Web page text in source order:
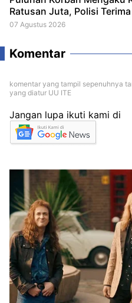
Ratusan Juta, Polisi
Resmi
07 Agustus 2026
Komentar
komentar yang tampil sepenuhnya
yang diatur UU ITE
Jangan lupa ikuti kami di